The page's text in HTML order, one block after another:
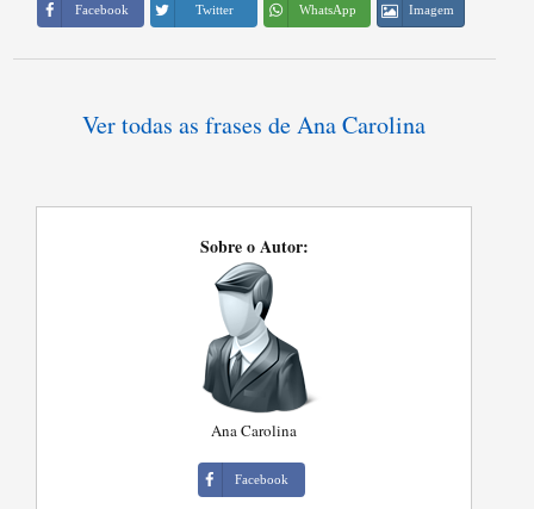
Facebook Twitter WhatsApp Imagem
Ver todas as frases de Ana Carolina
Sobre o Autor:
Ana Carolina
Facebook